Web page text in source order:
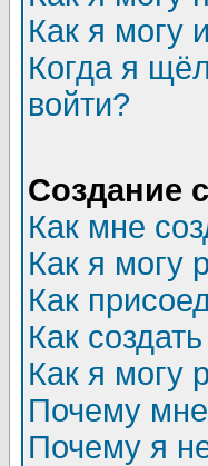
Как я могу
Когда я
войти?
Создание
Как мне
Как я могу
Как
Как
Как я могу
Почему
Почему я